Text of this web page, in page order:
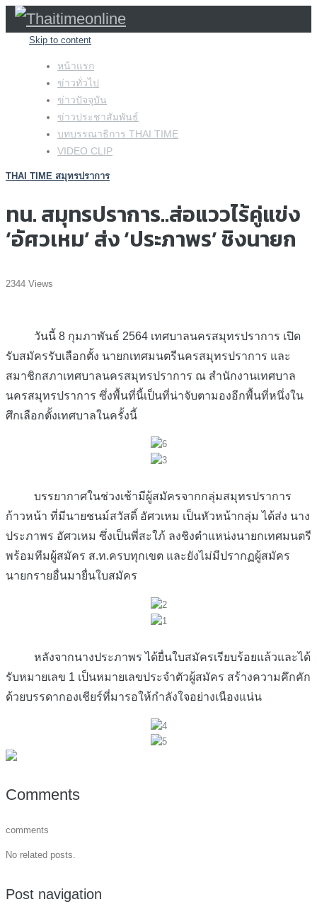
Skip to content
หน้าแรก
ข่าวทั่วไป
ข่าวปัจจุบัน
ข่าวประชาสัมพันธ์
บทบรรณาธิการ THAI TIME
VIDEO CLIP
THAI TIME สมุทรปราการ
ทน. สมุทรปราการ..ส่อแววไร้คู่แข่ง
‘อัศวเหม’ ส่ง ‘ประภาพร’ ชิงนายก
2344 Views
วันนี้ 8 กุมภาพันธ์ 2564 เทศบาลนครสมุทรปราการ เปิด
รับสมัครรับเลือกตั้ง นายกเทศมนตรีนครสมุทรปราการ และ
สมาชิกสภาเทศบาลนครสมุทรปราการ ณ สำนักงานเทศบาล
นครสมุทรปราการ ซึ่งพื้นที่นี้เป็นที่น่าจับตามองอีกพื้นที่หนึ่งใน
ศึกเลือกตั้งเทศบาลในครั้งนี้
บรรยากาศในช่วงเช้ามีผู้สมัครจากกลุ่มสมุทรปราการ
ก้าวหน้า ที่มีนายชนม์สวัสดิ์ อัศวเหม เป็นหัวหน้ากลุ่ม ได้ส่ง นาง
ประภาพร อัศวเหม ซึ่งเป็นพี่สะใภ้ ลงชิงตำแหน่งนายกเทศมนตรี
พร้อมทีมผู้สมัคร ส.ท.ครบทุกเขต และยังไม่มีปรากฏผู้สมัคร
นายกรายอื่นมายื่นใบสมัคร
หลังจากนางประภาพร ได้ยื่นใบสมัครเรียบร้อยแล้วและได้
รับหมายเลข 1 เป็นหมายเลขประจำตัวผู้สมัคร สร้างความคึกคัก
ด้วยบรรดากองเชียร์ที่มารอให้กำลังใจอย่างเนืองแน่น
Comments
comments
No related posts.
Post navigation